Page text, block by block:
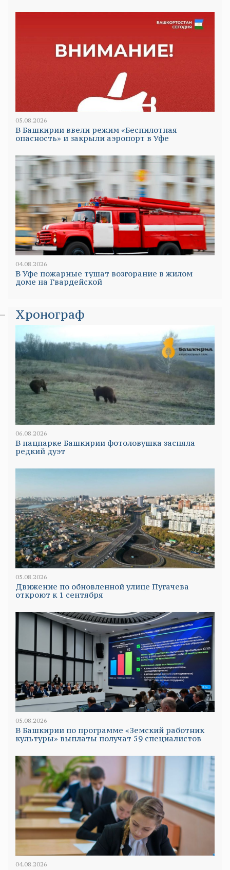
05.08.2026
В Башкирии ввели режим «Беспилотная
опасность» и закрыли аэропорт в Уфе
04.08.2026
В Уфе пожарные тушат возгорание в жилом
доме на Гвардейской
Хронограф
06.08.2026
В нацпарке Башкирии фотоловушка засняла
редкий дуэт
05.08.2026
Движение по обновленной улице Пугачева
откроют к 1 сентября
05.08.2026
В Башкирии по программе «Земский работник
культуры» выплаты получат 59 специалистов
04.08.2026